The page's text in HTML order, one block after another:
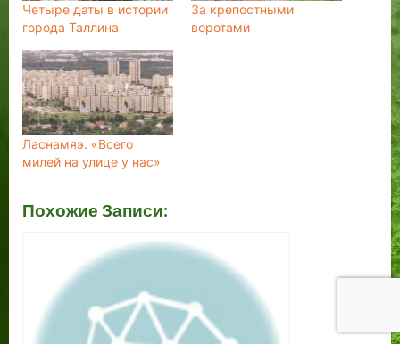
Четыре даты в истории
города Таллина
За крепостными
воротами
Ласнамяэ. «Всего
милей на улице у нас»
Похожие Записи: